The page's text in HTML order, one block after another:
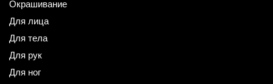
Окрашивание
Для лица
Для тела
Для рук
Для ног